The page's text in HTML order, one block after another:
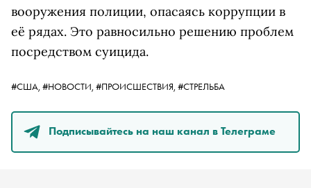
вооружения полиции, опасаясь коррупции в
её рядах. Это равносильно решению проблем
посредством суицида.
#США, #НОВОСТИ, #ПРОИСШЕСТВИЯ, #СТРЕЛЬБА
Подписывайтесь на наш канал в Телеграме